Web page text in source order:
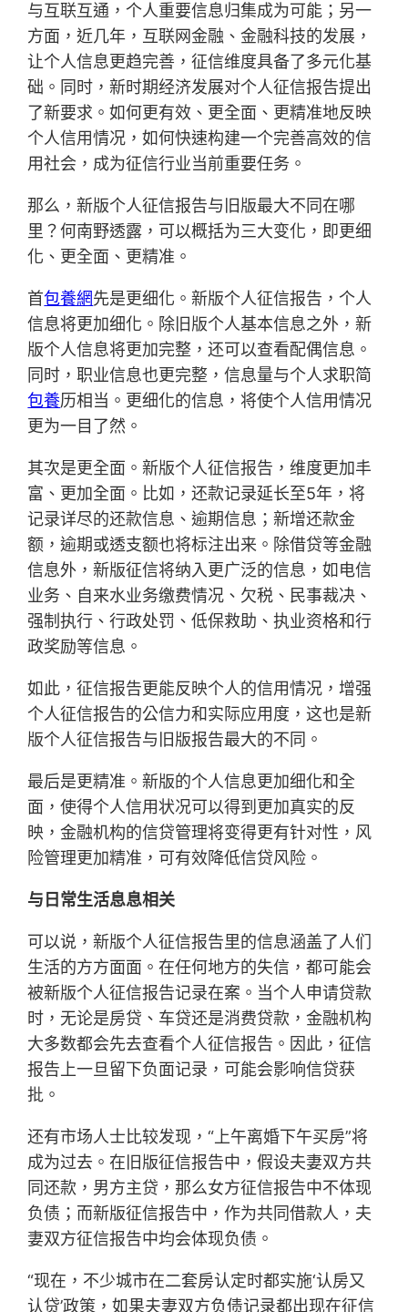
与互联互通，个人重要信息归集成为可能；另一
方面，近几年，互联网金融、金融科技的发展，
让个人信息更趋完善，征信维度具备了多元化基
础。同时，新时期经济发展对个人征信报告提出
了新要求。如何更有效、更全面、更精准地反映
个人信用情况，如何快速构建一个完善高效的信
用社会，成为征信行业当前重要任务。
那么，新版个人征信报告与旧版最大不同在哪
里？何南野透露，可以概括为三大变化，即更细
化、更全面、更精准。
首包養網先是更细化。新版个人征信报告，个人
信息将更加细化。除旧版个人基本信息之外，新
版个人信息将更加完整，还可以查看配偶信息。
同时，职业信息也更完整，信息量与个人求职简
包養历相当。更细化的信息，将使个人信用情况
更为一目了然。
其次是更全面。新版个人征信报告，维度更加丰
富、更加全面。比如，还款记录延长至5年，将
记录详尽的还款信息、逾期信息；新增还款金
额，逾期或透支额也将标注出来。除借贷等金融
信息外，新版征信将纳入更广泛的信息，如电信
业务、自来水业务缴费情况、欠税、民事裁决、
强制执行、行政处罚、低保救助、执业资格和行
政奖励等信息。
如此，征信报告更能反映个人的信用情况，增强
个人征信报告的公信力和实际应用度，这也是新
版个人征信报告与旧版报告最大的不同。
最后是更精准。新版的个人信息更加细化和全
面，使得个人信用状况可以得到更加真实的反
映，金融机构的信贷管理将变得更有针对性，风
险管理更加精准，可有效降低信贷风险。
与日常生活息息相关
可以说，新版个人征信报告里的信息涵盖了人们
生活的方方面面。在任何地方的失信，都可能会
被新版个人征信报告记录在案。当个人申请贷款
时，无论是房贷、车贷还是消费贷款，金融机构
大多数都会先去查看个人征信报告。因此，征信
报告上一旦留下负面记录，可能会影响信贷获
批。
还有市场人士比较发现，“上午离婚下午买房”将
成为过去。在旧版征信报告中，假设夫妻双方共
同还款，男方主贷，那么女方征信报告中不体现
负债；而新版征信报告中，作为共同借款人，夫
妻双方征信报告中均会体现负债。
“现在，不少城市在二套房认定时都实施‘认房又
认贷’政策，如果夫妻双方负债记录都出现在征信